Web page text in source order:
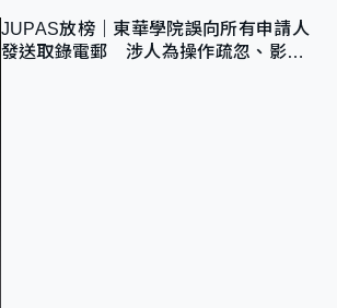
JUPAS放榜｜東華學院誤向所有申請人
發送取錄電郵 涉人為操作疏忽、影響